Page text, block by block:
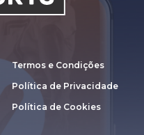
Termos e Condições
Política de Privacidade
Política de Cookies